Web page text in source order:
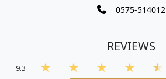
0575-514012
REVIEWS
9.3